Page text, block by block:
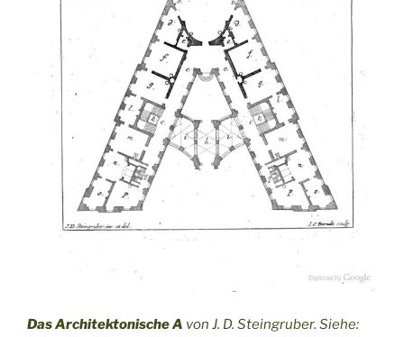
Das Architektonische A von J. D. Steingruber. Siehe: